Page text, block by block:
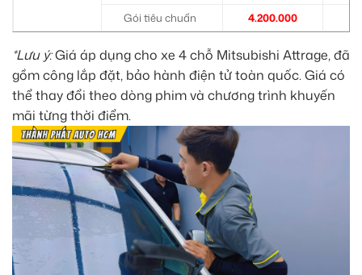
Gói tiêu chuẩn
4.200.000
*Lưu ý:Giá áp dụng cho xe 4 chỗ Mitsubishi Attrage, đã
gồm công lắp đặt, bảo hành điện tử toàn quốc. Giá có
thể thay đổi theo dòng phim và chương trình khuyến
mãi từng thời điểm.